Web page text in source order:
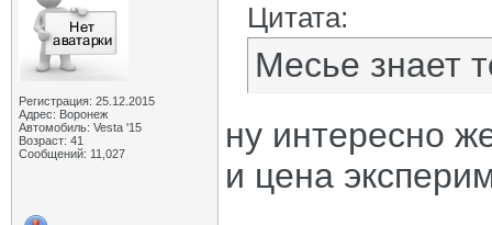
Регистрация: 25.12.2015
Адрес: Воронеж
Автомобиль: Vesta '15
Возраст: 41
Сообщений: 11,027
Цитата:
Месье знает
ну интересно
и цена